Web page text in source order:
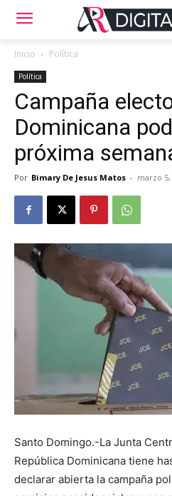
Inicio Política
Política
Campaña
Dominicana
próxima
Por Bimary De Jesus Matos - marzo 5,
Santo Domingo.-La Junta
República Dominicana tiene
declarar abierta la campaña